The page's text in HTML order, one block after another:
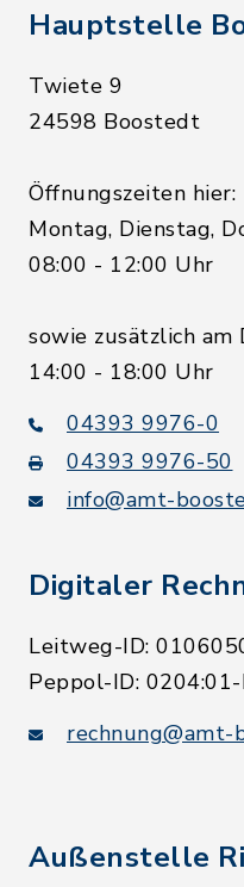
Hauptstelle
Twiete 9
24598 Boostedt
Öffnungszeiten hier:
Montag, Dienstag,
08:00 - 12:00 Uhr
sowie zusätzlich am
14:00 - 18:00 Uhr
04393 9976-0
04393 9976-50
info@amt-
Digitaler
Leitweg-ID:
Peppol-ID:
Außenstelle